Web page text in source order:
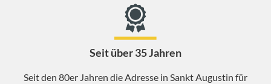
Seit über 35 Jahren
Seit den 80er Jahren die Adresse in Sankt Augustin für